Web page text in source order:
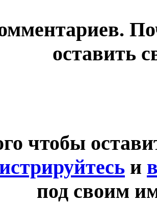
оставить
чтобы
и
под своим